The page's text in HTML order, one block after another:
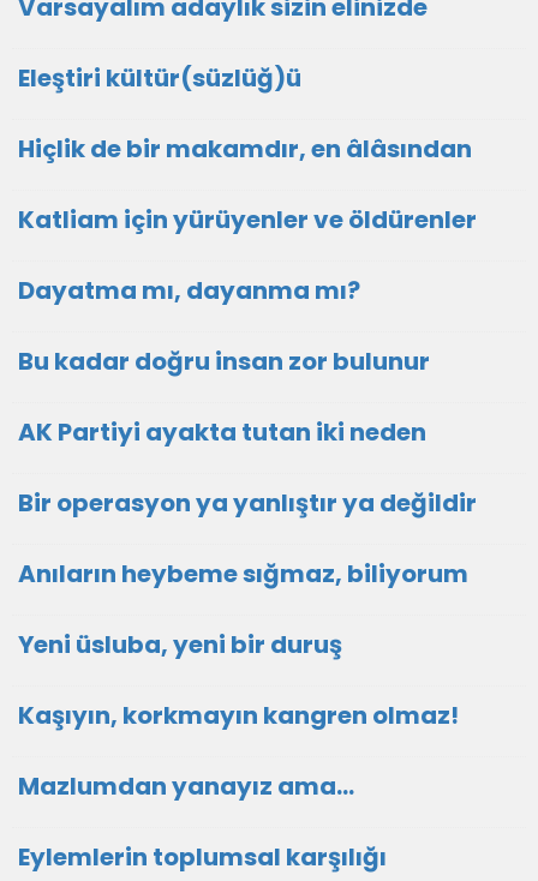
Varsayalım adaylık sizin elinizde
Eleştiri kültür(süzlüğ)ü
Hiçlik de bir makamdır, en âlâsından
Katliam için yürüyenler ve öldürenler
Dayatma mı, dayanma mı?
Bu kadar doğru insan zor bulunur
AK Partiyi ayakta tutan iki neden
Bir operasyon ya yanlıştır ya değildir
Anıların heybeme sığmaz, biliyorum
Yeni üsluba, yeni bir duruş
Kaşıyın, korkmayın kangren olmaz!
Mazlumdan yanayız ama…
Eylemlerin toplumsal karşılığı